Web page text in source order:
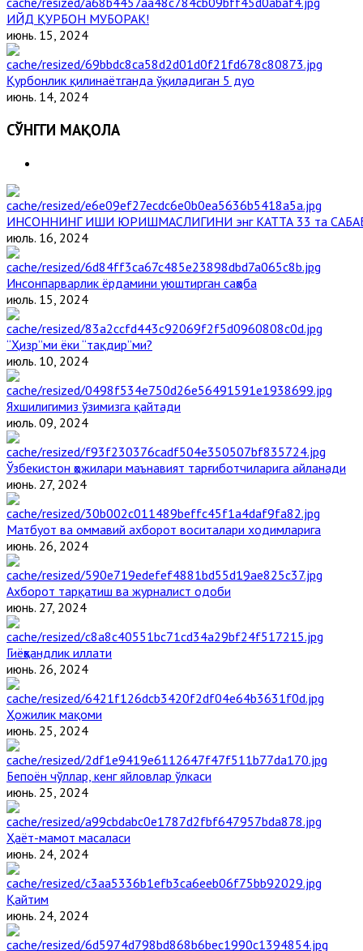
ИЙД ҚУРБОН МУБОРАК!
июнь. 15, 2024
Қурбонлик қилинаётганда ўқиладиган 5 дуо
июнь. 14, 2024
СЎНГГИ МАҚОЛА
ИНСОННИНГ ИШИ ЮРИШМАСЛИГИНИ энг КАТТА 33 та
июль. 16, 2024
Инсонпарварлик ёрдамини уюштирган саҳоба
июль. 15, 2024
“Ҳизр”ми ёки “тақдир”ми?
июль. 10, 2024
Яхшилигимиз ўзимизга қайтади
июль. 09, 2024
Ўзбекистон ҳожилари маънавият тарғиботчиларига айланади
июнь. 27, 2024
Матбуот ва оммавий ахборот воситалари ходимларига
июнь. 26, 2024
Ахборот тарқатиш ва журналист одоби
июнь. 27, 2024
Гиёҳвандлик иллати
июнь. 26, 2024
Ҳожилик мақоми
июнь. 25, 2024
Бепоён чўллар, кенг яйловлар ўлкаси
июнь. 25, 2024
Ҳаёт-мамот масаласи
июнь. 24, 2024
Қайтим
июнь. 24, 2024